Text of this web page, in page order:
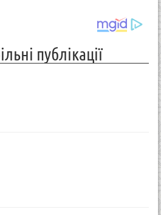
публікації